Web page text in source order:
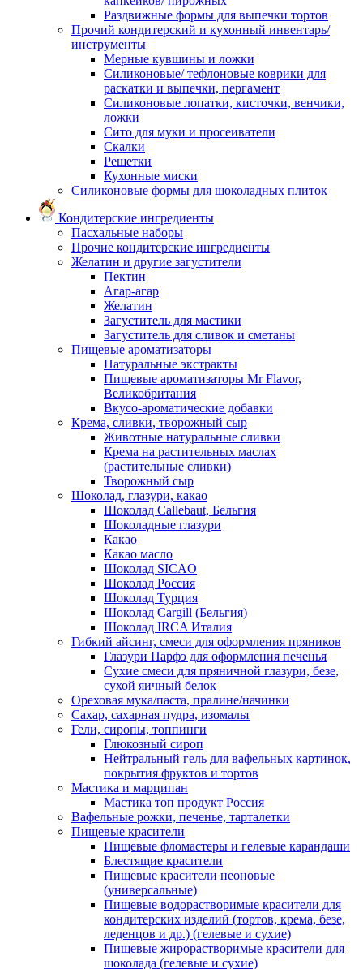
Раздвижные формы для выпечки тортов
Прочий кондитерский и кухонный инвентарь/
инструменты
Мерные кувшины и ложки
Силиконовые/ тефлоновые коврики для
раскатки и выпечки, пергамент
Силиконовые лопатки, кисточки, венчики,
ложки
Сито для муки и просеиватели
Скалки
Решетки
Кухонные миски
Силиконовые формы для шоколадных плиток
Кондитерские ингредиенты
Пасхальные наборы
Прочие кондитерские ингредиенты
Желатин и другие загустители
Пектин
Агар-агар
Желатин
Загуститель для мастики
Загуститель для сливок и сметаны
Пищевые ароматизаторы
Натуральные экстракты
Пищевые ароматизаторы Mr Flavor,
Великобритания
Вкусо-ароматические добавки
Крема, сливки, творожный сыр
Животные натуральные сливки
Крема на растительных маслах
(растительные сливки)
Творожный сыр
Шоколад, глазури, какао
Шоколад Callebaut, Бельгия
Шоколадные глазури
Какао
Какао масло
Шоколад SICAO
Шоколад Россия
Шоколад Турция
Шоколад Cargill (Бельгия)
Шоколад IRCA Италия
Гибкий айсинг, смеси для оформления пряников
Глазури Парфэ для оформления печенья
Сухие смеси для пряничной глазури, безе,
сухой яичный белок
Ореховая мука/паста, пралине/начинки
Сахар, сахарная пудра, изомальт
Гели, сиропы, топпинги
Глюкозный сироп
Нейтральный гель для вафельных картинок,
покрытия фруктов и тортов
Мастика и марципан
Мастика топ продукт Россия
Вафельные рожки, печенье, тарталетки
Пищевые красители
Пищевые фломастеры и гелевые карандаши
Блестящие красители
Пищевые красители неоновые
(универсальные)
Пищевые водорастворимые красители для
кондитерских изделий (тортов, крема, безе,
леденцов и др.) (гелевые и сухие)
Пищевые жирорастворимые красители для
шоколада (гелевые и сухие)